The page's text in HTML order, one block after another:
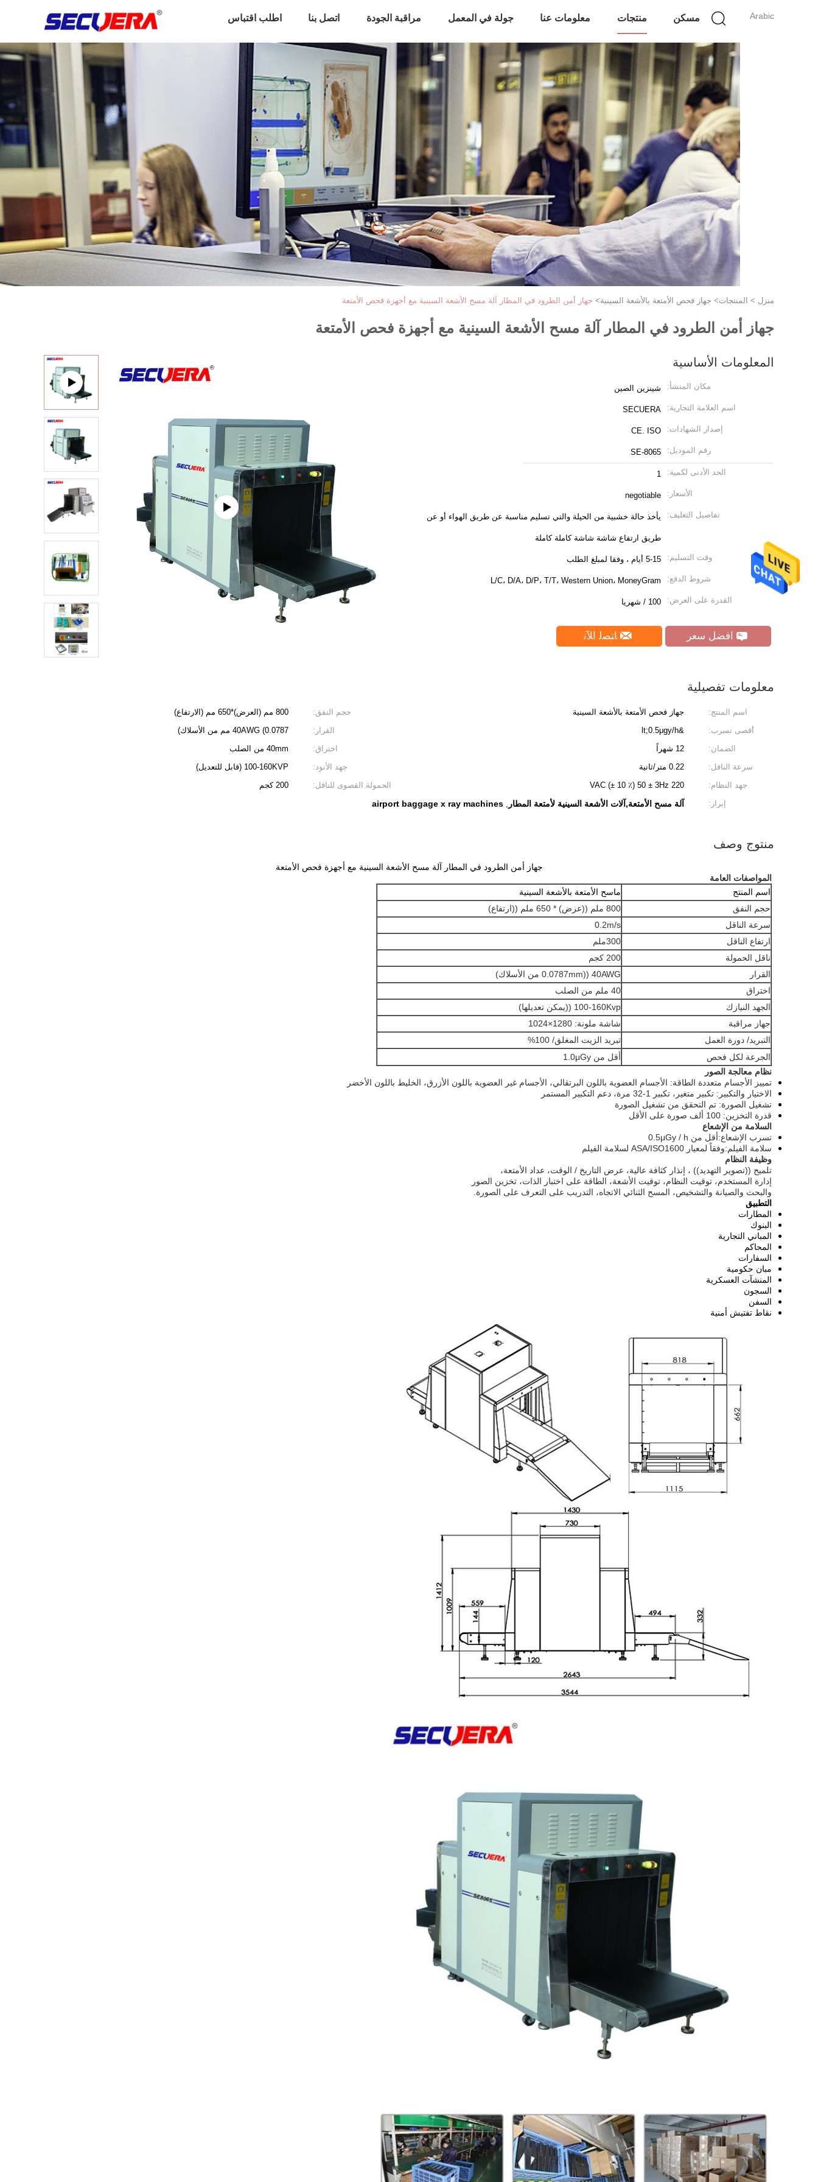
Arabic مسكن منتجات معلومات عنا جولة في المعمل مراقبة الجودة اتصل بنا اطلب اقتباس
منزل > المنتجات> جهاز فحص الأمتعة بالأشعة السينية> جهاز أمن الطرود في المطار آلة مسح الأشعة السينية مع أجهزة فحص الأمتعة
جهاز أمن الطرود في المطار آلة مسح الأشعة السينية مع أجهزة فحص الأمتعة
المعلومات الأساسية
مكان المنشأ: شينزين الصين
اسم العلامة التجارية: SECUERA
إصدار الشهادات: CE. ISO
رقم الموديل: SE-8065
الحد الأدنى لكمية: 1
الأسعار: negotiable
تفاصيل التغليف: يأخذ حالة خشبية من الحيلة والتي تسليم مناسبة عن طريق الهواء أو عن
طريق ارتفاع شاشة شاشة كاملة كاملة
وقت التسليم: 5-15 أيام ، وفقا لمبلغ الطلب
شروط الدفع: L/C، D/A، D/P، T/T، Western Union، MoneyGram
القدرة على العرض: 100 / شهريا
افضل سعر ﺎﺘﺼﻟ ﺍﻶﻧ
معلومات تفصيلية
اسم المنتج: جهاز فحص الأمتعة بالأشعة السينية حجم النفق:
800 مم (العرض)*650 مم (الارتفاع)
أقصى تسرب:
&lt;0.5μgy/h القرار:
40AWG (0.0787 مم من الأسلاك)
الضمان:
12 شهراً اختراق:
40mm من الصلب
سرعة الناقل:
0.22 متر/ثانية جهد الأنود:
100-160KVP (قابل للتعديل)
جهد النظام:
220 VAC (± 10 ٪) 50 ± 3Hz الحمولة القصوى للناقل:
200 كجم
إبراز:
آلة مسح الأمتعة,آلات الأشعة السينية لأمتعة المطار ,
airport baggage x ray machines
منتوج وصف
جهاز أمن الطرود في المطار آلة مسح الأشعة السينية مع أجهزة فحص الأمتعة
المواصفات العامة
اسم المنتج
ماسح الأمتعة بالأشعة السينية
حجم النفق
800 ملم ((عرض) * 650 ملم ((ارتفاع)
سرعة الناقل
0.2m/s
ارتفاع الناقل
300ملم
ناقل الحمولة
200 كجم
القرار
40AWG ((0.0787mm من الأسلاك)
اختراق
40 ملم من الصلب
الجهد النيازك
100-160Kvp ((يمكن تعديلها)
جهاز مراقبة
شاشة ملونة: 1280×1024
التبريد/ دورة العمل
تبريد الزيت المغلق/ 100%
الجرعة لكل فحص
أقل من 1.0μGy
نظام معالجة الصور
تمييز الأجسام متعددة الطاقة: الأجسام العضوية باللون البرتقالي، الأجسام غير العضوية باللون الأزرق، الخليط باللون الأخضر
الاختيار والتكبير: تكبير متغير، تكبير 1-32 مرة، دعم التكبير المستمر
تشغيل الصورة: تم التحقق من تشغيل الصورة
قدرة التخزين: 100 ألف صورة على الأقل
السلامة من الإشعاع
تسرب الإشعاع:أقل من 0.5μGy / h
سلامة الفيلم:وفقاً لمعيار ASA/ISO1600 لسلامة الفيلم
وظيفة النظام
تلميح ((تصوير التهديد)) ، إنذار كثافة عالية، عرض التاريخ / الوقت، عداد الأمتعة،
إدارة المستخدم، توقيت النظام، توقيت الأشعة، الطاقة على اختبار الذات، تخزين الصور
والبحث والصيانة والتشخيص، المسح الثنائي الاتجاه، التدريب على التعرف على الصورة.
التطبيق
المطارات
البنوك
المباني التجارية
المحاكم
السفارات
مبان حكومية
المنشآت العسكرية
السجون
السفن
نقاط تفتيش أمنية